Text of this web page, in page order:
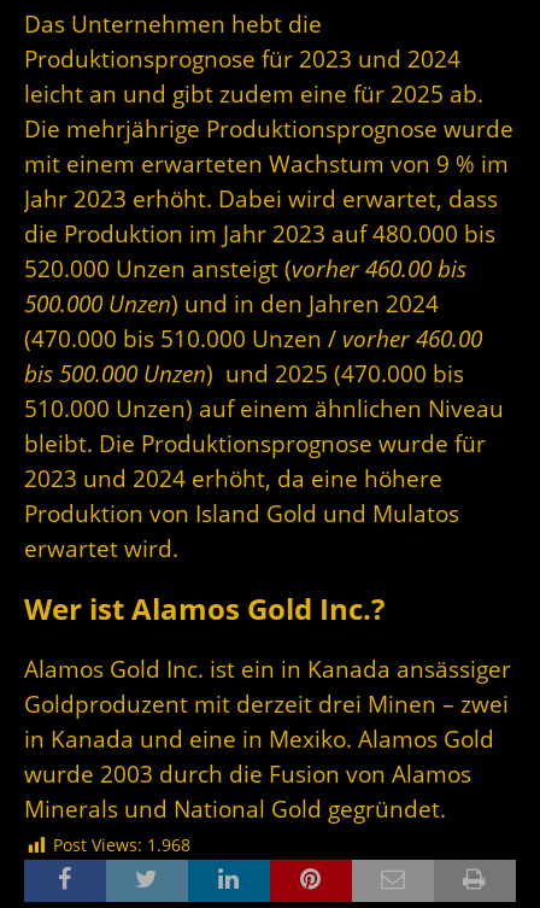
Das Unternehmen hebt die
Produktionsprognose für 2023 und 2024
leicht an und gibt zudem eine für 2025 ab.
Die mehrjährige Produktionsprognose wurde
mit einem erwarteten Wachstum von 9 % im
Jahr 2023 erhöht. Dabei wird erwartet, dass
die Produktion im Jahr 2023 auf 480.000 bis
520.000 Unzen ansteigt (vorher 460.00 bis
500.000 Unzen) und in den Jahren 2024
(470.000 bis 510.000 Unzen / vorher 460.00
bis 500.000 Unzen) und 2025 (470.000 bis
510.000 Unzen) auf einem ähnlichen Niveau
bleibt. Die Produktionsprognose wurde für
2023 und 2024 erhöht, da eine höhere
Produktion von Island Gold und Mulatos
erwartet wird.
Wer ist Alamos Gold Inc.?
Alamos Gold Inc. ist ein in Kanada ansässiger
Goldproduzent mit derzeit drei Minen – zwei
in Kanada und eine in Mexiko. Alamos Gold
wurde 2003 durch die Fusion von Alamos
Minerals und National Gold gegründet.
Post Views: 1.968